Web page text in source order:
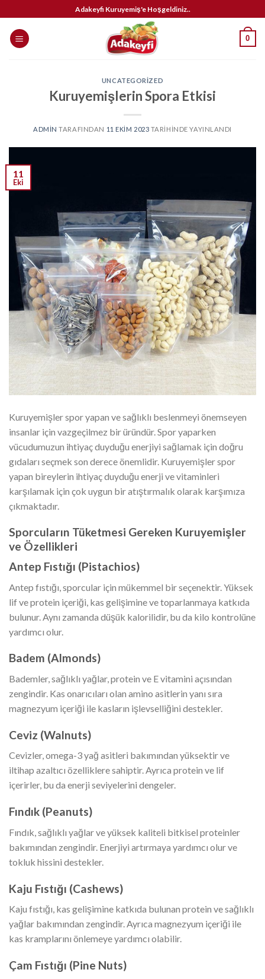
atla
Adakeyfi Kuruyemiş'e Hoşgeldiniz..
0
UNCATEGORIZED
Kuruyemişlerin Spora Etkisi
ADMIN TARAFINDAN 11 EKIM 2023 TARIHINDE YAYINLANDI
11
Eki
Kuruyemişler spor yapan ve sağlıklı beslenmeyi önemseyen
insanlar için vazgeçilmez bir üründür. Spor yaparken
vücudumuzun ihtiyaç duyduğu enerjiyi sağlamak için doğru
gıdaları seçmek son derece önemlidir. Kuruyemişler spor
yapan bireylerin ihtiyaç duyduğu enerji ve vitaminleri
karşılamak için çok uygun bir atıştırmalık olarak karşımıza
çıkmaktadır.
Sporcuların Tüketmesi Gereken Kuruyemişler
ve Özellikleri
Antep Fıstığı (Pistachios)
Antep fıstığı, sporcular için mükemmel bir seçenektir. Yüksek
lif ve protein içeriği, kas gelişimine ve toparlanmaya katkıda
bulunur. Aynı zamanda düşük kalorilidir, bu da kilo kontrolüne
yardımcı olur.
Badem (Almonds)
Bademler, sağlıklı yağlar, protein ve E vitamini açısından
zengindir. Kas onarıcıları olan amino asitlerin yanı sıra
magnezyum içeriği ile kasların işlevselliğini destekler.
Ceviz (Walnuts)
Cevizler, omega-3 yağ asitleri bakımından yüksektir ve
iltihap azaltıcı özelliklere sahiptir. Ayrıca protein ve lif
içerirler, bu da enerji seviyelerini dengeler.
Fındık (Peanuts)
Fındık, sağlıklı yağlar ve yüksek kaliteli bitkisel proteinler
bakımından zengindir. Enerjiyi artırmaya yardımcı olur ve
tokluk hissini destekler.
Kaju Fıstığı (Cashews)
Kaju fıstığı, kas gelişimine katkıda bulunan protein ve sağlıklı
yağlar bakımından zengindir. Ayrıca magnezyum içeriği ile
kas kramplarını önlemeye yardımcı olabilir.
Çam Fıstığı (Pine Nuts)